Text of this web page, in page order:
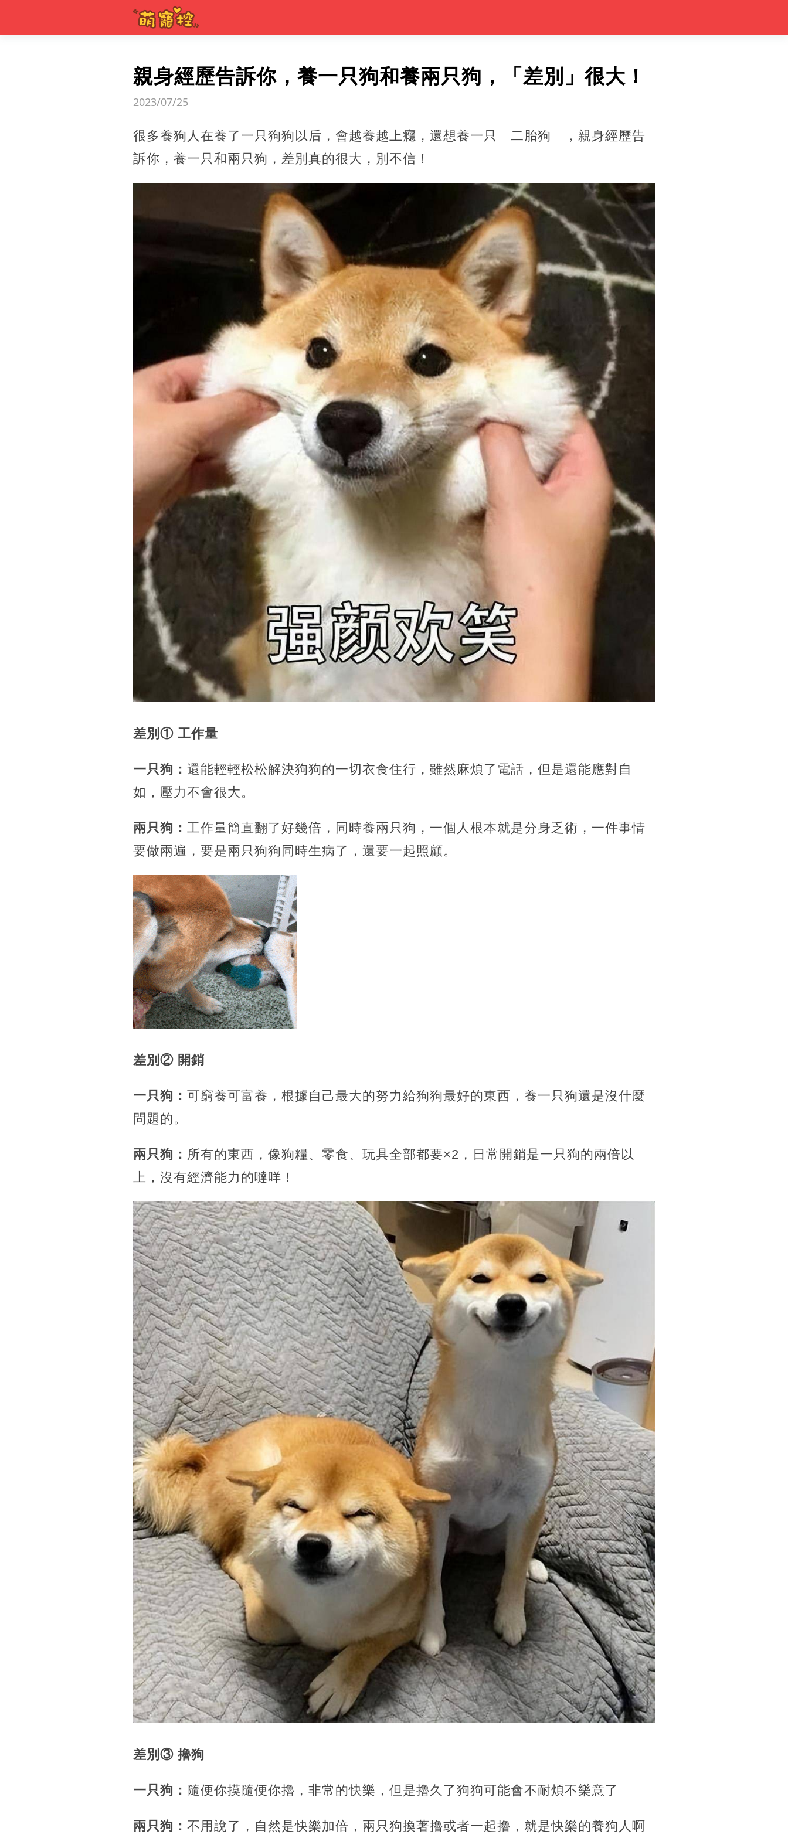
親身經歷告訴你，養一只狗和養兩只狗，「差別」很大！
2023/07/25
很多養狗人在養了一只狗狗以后，會越養越上癮，還想養一只「二胎狗」，親身經歷告
訴你，養一只和兩只狗，差別真的很大，別不信！
差別① 工作量
一只狗： 還能輕輕松松解決狗狗的一切衣食住行，雖然麻煩了電話，但是還能應對自
如，壓力不會很大。
兩只狗： 工作量簡直翻了好幾倍，同時養兩只狗，一個人根本就是分身乏術，一件事情
要做兩遍，要是兩只狗狗同時生病了，還要一起照顧。
差別② 開銷
一只狗： 可窮養可富養，根據自己最大的努力給狗狗最好的東西，養一只狗還是沒什麼
問題的。
兩只狗： 所有的東西，像狗糧、零食、玩具全部都要×2，日常開銷是一只狗的兩倍以
上，沒有經濟能力的噠咩！
差別③ 擼狗
一只狗： 隨便你摸隨便你擼，非常的快樂，但是擼久了狗狗可能會不耐煩不樂意了
兩只狗： 不用說了，自然是快樂加倍，兩只狗換著擼或者一起擼，就是快樂的養狗人啊